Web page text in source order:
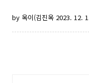
by 옥이(김진옥 2023. 12.